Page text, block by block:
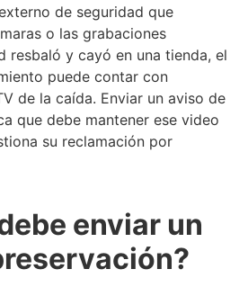
de seguridad que
o las grabaciones
resbaló y cayó en una tienda, el
puede contar con
de la caída. Enviar un aviso de
que debe mantener ese video
su reclamación por
enviar un